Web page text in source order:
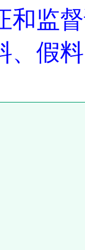
和监
、假